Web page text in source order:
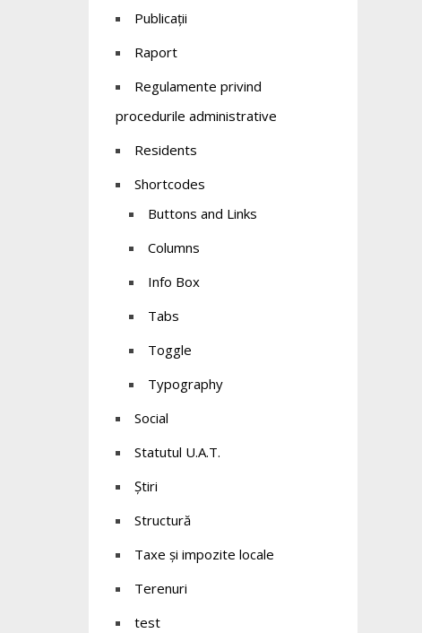
Publicații
Raport
Regulamente privind
procedurile administrative
Residents
Shortcodes
Buttons and Links
Columns
Info Box
Tabs
Toggle
Typography
Social
Statutul U.A.T.
Știri
Structură
Taxe și impozite locale
Terenuri
test